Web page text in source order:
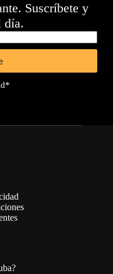
Suscríbete y
día.
*